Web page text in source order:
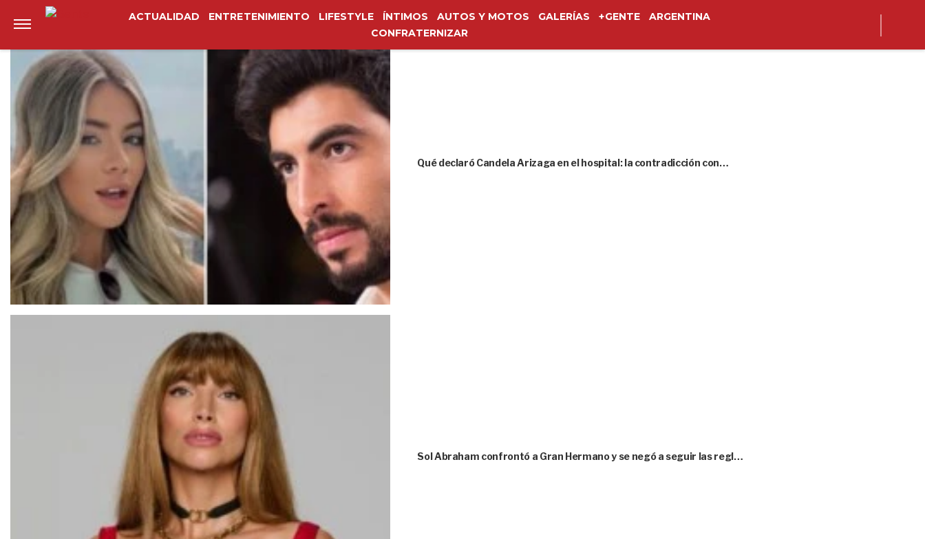
ACTUALIDAD ENTRETENIMIENTO LIFESTYLE ÍNTIMOS AUTOS Y MOTOS GALERÍAS +GENTE
ARGENTINA
CONFRATERNIZAR
Anterior
Qué declaró Candela Arizaga en el hospital: la contradicción con…
Sol Abraham confrontó a Gran Hermano y se negó a seguir las regl…
Siguiente